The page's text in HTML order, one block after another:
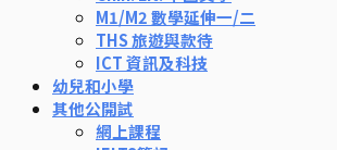
M1/M2 數學延伸一/二
THS 旅遊與款待
ICT 資訊及科技
幼兒和小學
其他公開試
網上課程